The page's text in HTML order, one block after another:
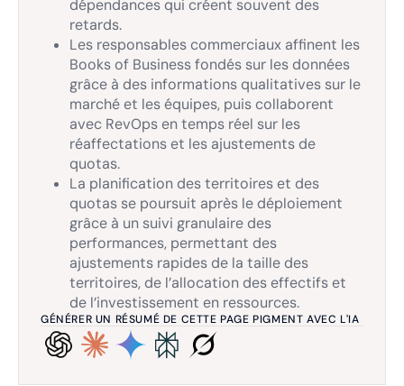
dépendances qui créent souvent des
retards.
Les responsables commerciaux affinent les
Books of Business fondés sur les données
grâce à des informations qualitatives sur le
marché et les équipes, puis collaborent
avec RevOps en temps réel sur les
réaffectations et les ajustements de
quotas.
La planification des territoires et des
quotas se poursuit après le déploiement
grâce à un suivi granulaire des
performances, permettant des
ajustements rapides de la taille des
territoires, de l’allocation des effectifs et
de l’investissement en ressources.
GÉNÉRER UN RÉSUMÉ DE CETTE PAGE PIGMENT AVEC L'IA